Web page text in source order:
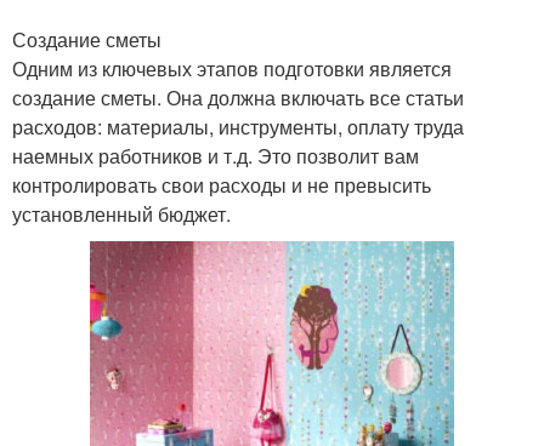
Создание сметы
Одним из ключевых этапов подготовки является
создание сметы. Она должна включать все статьи
расходов: материалы, инструменты, оплату труда
наемных работников и т.д. Это позволит вам
контролировать свои расходы и не превысить
установленный бюджет.